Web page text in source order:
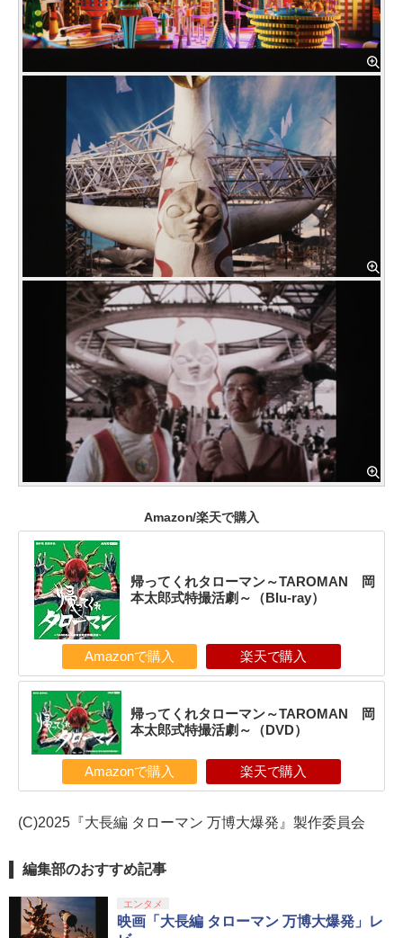
Amazon/楽天で購入
帰ってくれタローマン～TAROMAN 岡
本太郎式特撮活劇～（Blu-ray）
Amazonで購入 楽天で購入
帰ってくれタローマン～TAROMAN 岡
本太郎式特撮活劇～（DVD）
Amazonで購入 楽天で購入
(C)2025『大長編 タローマン 万博大爆発』製作委員会
編集部のおすすめ記事
エンタメ
映画「大長編 タローマン 万博大爆発」レ